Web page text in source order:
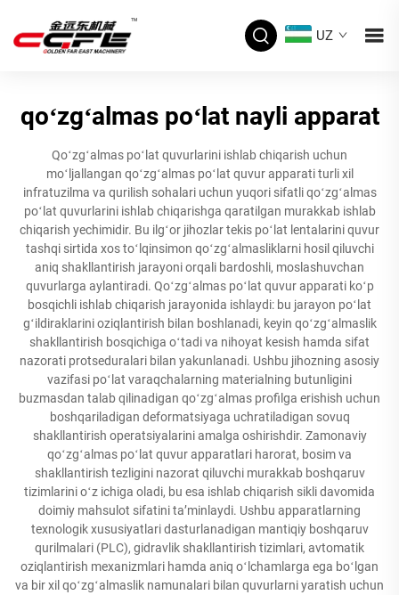
UZ
qoʻzgʻalmas poʻlat nayli apparat
Qoʻzgʻalmas poʻlat quvurlarini ishlab chiqarish uchun
moʻljallangan qoʻzgʻalmas poʻlat quvur apparati turli xil
infratuzilma va qurilish sohalari uchun yuqori sifatli qoʻzgʻalmas
poʻlat quvurlarini ishlab chiqarishga qaratilgan murakkab ishlab
chiqarish yechimidir. Bu ilgʻor jihozlar tekis poʻlat lentalarini quvur
tashqi sirtida xos toʻlqinsimon qoʻzgʻalmasliklarni hosil qiluvchi
aniq shakllantirish jarayoni orqali bardoshli, moslashuvchan
quvurlarga aylantiradi. Qoʻzgʻalmas poʻlat quvur apparati koʻp
bosqichli ishlab chiqarish jarayonida ishlaydi: bu jarayon poʻlat
gʻildiraklarini oziqlantirish bilan boshlanadi, keyin qoʻzgʻalmaslik
shakllantirish bosqichiga oʻtadi va nihoyat kesish hamda sifat
nazorati protseduralari bilan yakunlanadi. Ushbu jihozning asosiy
vazifasi poʻlat varaqchalarning materialning butunligini
buzmasdan talab qilinadigan qoʻzgʻalmas profilga erishish uchun
boshqariladigan deformatsiyaga uchratiladigan sovuq
shakllantirish operatsiyalarini amalga oshirishdir. Zamonaviy
qoʻzgʻalmas poʻlat quvur apparatlari harorat, bosim va
shakllantirish tezligini nazorat qiluvchi murakkab boshqaruv
tizimlarini oʻz ichiga oladi, bu esa ishlab chiqarish sikli davomida
doimiy mahsulot sifatini taʼminlaydi. Ushbu apparatlarning
texnologik xususiyatlari dasturlanadigan mantiqiy boshqaruv
qurilmalari (PLC), gidravlik shakllantirish tizimlari, avtomatik
oziqlantirish mexanizmlari hamda aniq oʻlchamlarga ega boʻlgan
va bir xil qoʻzgʻalmaslik namunalari bilan quvurlarni yaratish uchun